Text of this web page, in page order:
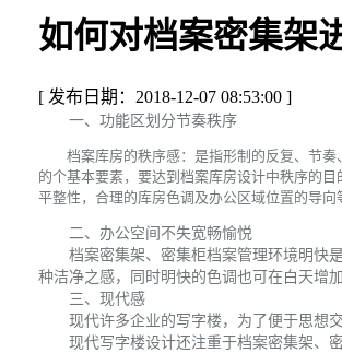
如何对档案密集架
[ 发布日期：2018-12-07 08:53:00 ]
一、功能区划分节奏秩序
档案库房的秩序感：是指形制的反复、节奏
的个基本要素，要达到档案库房设计中秩序的
平整性，合理的库房色调及办公区域位置的导
二、办公空间不失宽畅愉悦
档案密集架、密集柜档案管理环境明快是
种洁净之感，同时明快的色调也可在白天增
三、现代感
现代许多企业的写字楼，为了便于思想交
现代写字楼设计还注重于档案密集架、密